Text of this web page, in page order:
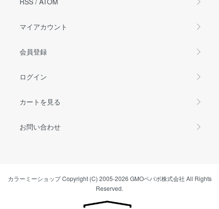
マイアカウント
会員登録
ログイン
カートを見る
お問い合わせ
カラーミーショップCopyright (C) 2005-2026 GMOペパボ株式会社 All Rights
Reserved.